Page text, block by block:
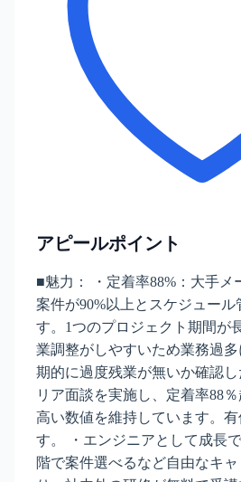
アピールポイント
■魅力： ・定着率88%：大手メ
案件が90%以上とスケジュー
す。1つのプロジェクト期間が
業調整がしやすいため業務過
期的に過度残業が無いか確認
リア面談を実施し、定着率88
高い数値を維持しています。
す。 ・エンジニアとして成長
階で案件選べるなど自由なキ